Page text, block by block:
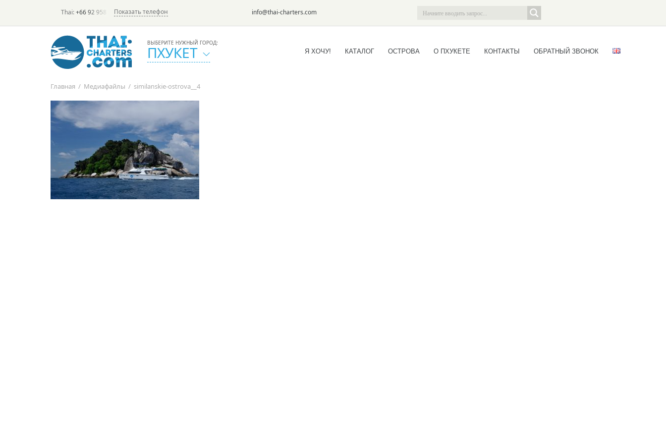
Thai:+66 92 958 8644(rus/eng) | в России:
Показать телефон info@thai-charters.com
ВЫБЕРИТЕ НУЖНЫЙ ГОРОД:
ПХУКЕТ Я ХОЧУ! КАТАЛОГ ОСТРОВА О ПХУКЕТЕ КОНТАКТЫ ОБРАТНЫЙ ЗВОНОК
Главная / Медиафайлы / similanskie-ostrova__4